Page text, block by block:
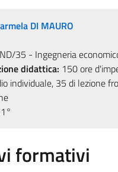
DI MAURO
35 - Ingegneria
didattica: 150 ore
individuale, 35 di lezione
1°
formativi